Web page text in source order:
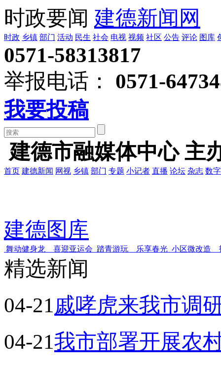
时政要闻 建德新闻网
时政 乡镇 部门 活动 民生 社会 电视 视频 社区 公告 评论 图库
0571-58313817
举报电话：
0571-
我要投稿
建德市融媒体中心 主
首页 建德新闻 网视 乡镇 部门 专题 小记者 直播 论坛 杂志 数
建德图库
舞动健身龙 喜迎亚运会 踏青游玩 乐享春光 小区微改造
精选新闻
04-21戚哮虎来我市调
04-21我市部署开展农